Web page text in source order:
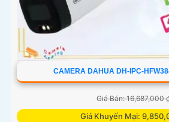
CAMERA DAHUA DH-IPC-
Giá Bán: 16,687,000
Giá Khuyến Mại: